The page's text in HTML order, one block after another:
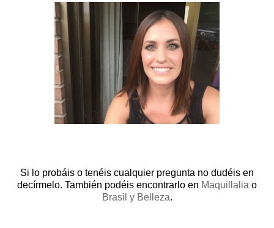
Si lo probáis o tenéis cualquier pregunta no dudéis en
decírmelo. También podéis encontrarlo en Maquillalia o
Brasil y Belleza.